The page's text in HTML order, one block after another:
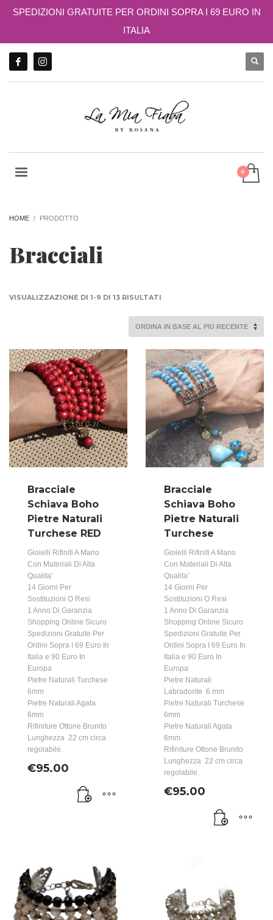
SPEDIZIONI GRATUITE PER ORDINI SOPRA I 69 EURO IN
ITALIA
HOME PRODOTTO
Bracciali
VISUALIZZAZIONE DI 1-9 DI 13 RISULTATI
BASE
AL
PIÙ
RECENTE
Bracciale
Schiava Boho
Pietre Naturali
Turchese RED
Gioielli Rifiniti A Mano
Con Materiali Di Alta
Qualita’
14 Giorni Per
Sostituzioni O Resi
1 Anno Di Garanzia
Shopping Online Sicuro
Spedizioni Gratuite Per
Ordini Sopra I 69 Euro In
Italia e 90 Euro In
Europa
Pietre Naturali Turchese
6mm
Pietre Naturali Agata
6mm
Rifiniture Ottone Brunito
Lunghezza 22 cm circa
regolabile.
€95.00
Bracciale
Schiava Boho
Pietre Naturali
Turchese
Gioielli Rifiniti A Mano
Con Materiali Di Alta
Qualita’
14 Giorni Per
Sostituzioni O Resi
1 Anno Di Garanzia
Shopping Online Sicuro
Spedizioni Gratuite Per
Ordini Sopra I 69 Euro In
Italia e 90 Euro In
Europa
Pietre Naturali
Labradorite 6 mm
Pietre Naturali Turchese
6mm
Pietre Naturali Agata
6mm
Rifiniture Ottone Brunito
Lunghezza 22 cm circa
regolabile.
€95.00